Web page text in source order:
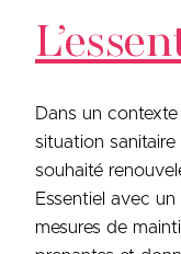
Dans un
situation
souhaité
Essentiel avec
mesures de